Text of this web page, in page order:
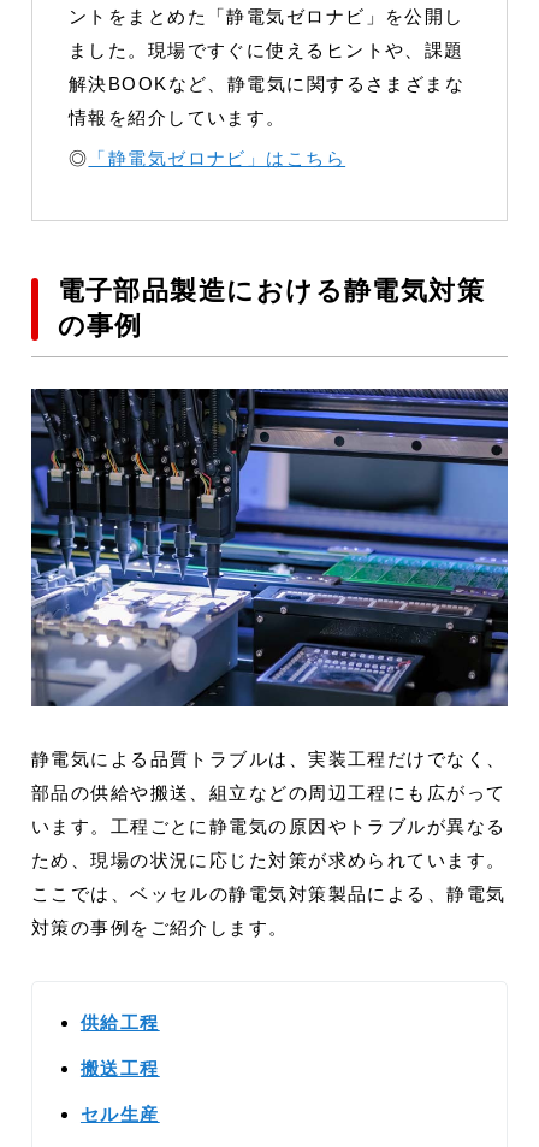
ントをまとめた「静電気ゼロナビ」を公開し
ました。現場ですぐに使えるヒントや、課題
解決BOOKなど、静電気に関するさまざまな
情報を紹介しています。
◎ 「静電気ゼロナビ」はこちら
電子部品製造における静電気対策
の事例
静電気による品質トラブルは、実装工程だけでなく、
部品の供給や搬送、組立などの周辺工程にも広がって
います。工程ごとに静電気の原因やトラブルが異なる
ため、現場の状況に応じた対策が求められています。
ここでは、ベッセルの静電気対策製品による、静電気
対策の事例をご紹介します。
供給工程
搬送工程
セル生産